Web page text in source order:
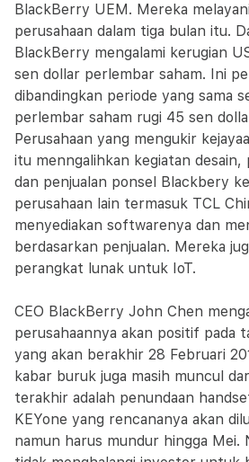
BlackBerry UEM. Mereka
perusahaan dalam tiga bulan itu.
BlackBerry mengalami kerugian
sen dollar perlembar saham. Ini
dibandingkan periode yang sama
perlembar saham rugi 45 sen
Perusahaan yang mengukir
itu menngalihkan kegiatan
dan penjualan ponsel Blackbery
perusahaan lain termasuk TCL
menyediakan softwarenya dan
berdasarkan penjualan. Mereka
perangkat lunak untuk IoT.
CEO BlackBerry John Chen
perusahaannya akan positif pada
yang akan berakhir 28 Februari
kabar buruk juga masih muncul
terakhir adalah penundaan
KEYone yang rencananya akan
namun harus mundur hingga Mei.